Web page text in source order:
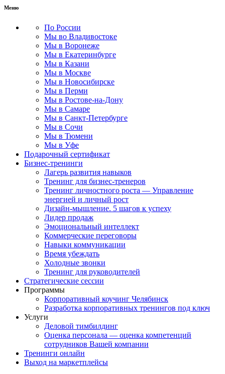
Меню
По России
Мы во Владивостоке
Мы в Воронеже
Мы в Екатеринбурге
Мы в Казани
Мы в Москве
Мы в Новосибирске
Мы в Перми
Мы в Ростове-на-Дону
Мы в Самаре
Мы в Санкт-Петербурге
Мы в Сочи
Мы в Тюмени
Мы в Уфе
Подарочный сертификат
Бизнес-тренинги
Лагерь развития навыков
Тренинг для бизнес-тренеров
Тренинг личностного роста — Управление
энергией и личный рост
Дизайн-мышление. 5 шагов к успеху
Лидер продаж
Эмоциональный интеллект
Коммерческие переговоры
Навыки коммуникации
Время убеждать
Холодные звонки
Тренинг для руководителей
Стратегические сессии
Программы
Корпоративный коучинг Челябинск
Разработка корпоративных тренингов под ключ
Услуги
Деловой тимбилдинг
Оценка персонала — оценка компетенций
сотрудников Вашей компании
Тренинги онлайн
Выход на маркетплейсы